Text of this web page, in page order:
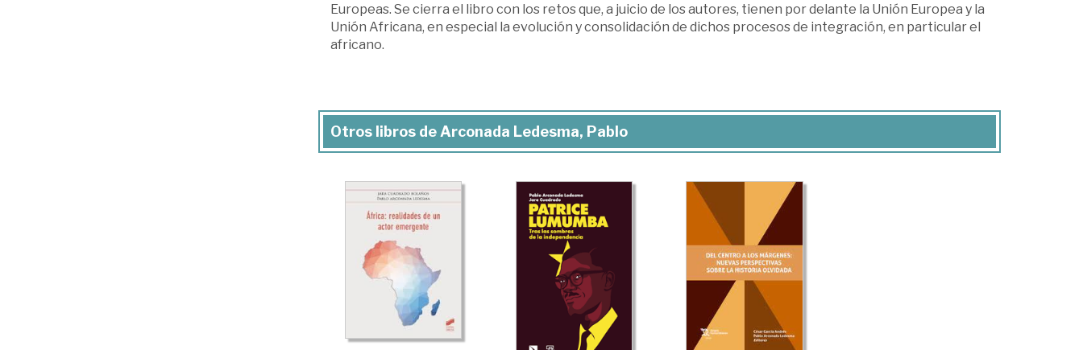
Europeas. Se cierra el libro con los retos que, a juicio de los autores, tienen por delante la Unión Europea y la
Unión Africana, en especial la evolución y consolidación de dichos procesos de integración, en particular el
africano.
Otros libros de Arconada Ledesma, Pablo